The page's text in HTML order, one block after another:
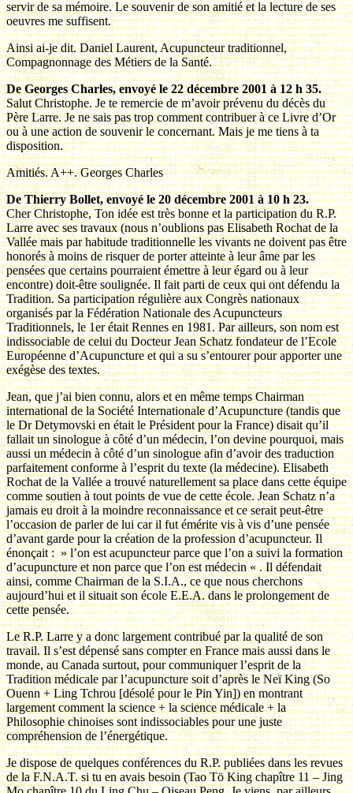
servir de sa mémoire. Le souvenir de son amitié et la lecture de ses
oeuvres me suffisent.
Ainsi ai-je dit. Daniel Laurent, Acupuncteur traditionnel,
Compagnonnage des Métiers de la Santé.
De Georges Charles, envoyé le 22 décembre 2001 à 12 h 35.
Salut Christophe. Je te remercie de m’avoir prévenu du décès du
Père Larre. Je ne sais pas trop comment contribuer à ce Livre d’Or
ou à une action de souvenir le concernant. Mais je me tiens à ta
disposition.
Amitiés. A++. Georges Charles
De Thierry Bollet, envoyé le 20 décembre 2001 à 10 h 23.
Cher Christophe, Ton idée est très bonne et la participation du R.P.
Larre avec ses travaux (nous n’oublions pas Elisabeth Rochat de la
Vallée mais par habitude traditionnelle les vivants ne doivent pas être
honorés à moins de risquer de porter atteinte à leur âme par les
pensées que certains pourraient émettre à leur égard ou à leur
encontre) doit-être soulignée. Il fait parti de ceux qui ont défendu la
Tradition. Sa participation régulière aux Congrès nationaux
organisés par la Fédération Nationale des Acupuncteurs
Traditionnels, le 1er était Rennes en 1981. Par ailleurs, son nom est
indissociable de celui du Docteur Jean Schatz fondateur de l’Ecole
Européenne d’Acupuncture et qui a su s’entourer pour apporter une
exégèse des textes.
Jean, que j’ai bien connu, alors et en même temps Chairman
international de la Société Internationale d’Acupuncture (tandis que
le Dr Detymovski en était le Président pour la France) disait qu’il
fallait un sinologue à côté d’un médecin, l’on devine pourquoi, mais
aussi un médecin à côté d’un sinologue afin d’avoir des traduction
parfaitement conforme à l’esprit du texte (la médecine). Elisabeth
Rochat de la Vallée a trouvé naturellement sa place dans cette équipe
comme soutien à tout points de vue de cette école. Jean Schatz n’a
jamais eu droit à la moindre reconnaissance et ce serait peut-être
l’occasion de parler de lui car il fut émérite vis à vis d’une pensée
d’avant garde pour la création de la profession d’acupuncteur. Il
énonçait : » l’on est acupuncteur parce que l’on a suivi la formation
d’acupuncture et non parce que l’on est médecin « . Il défendait
ainsi, comme Chairman de la S.I.A., ce que nous cherchons
aujourd’hui et il situait son école E.E.A. dans le prolongement de
cette pensée.
Le R.P. Larre y a donc largement contribué par la qualité de son
travail. Il s’est dépensé sans compter en France mais aussi dans le
monde, au Canada surtout, pour communiquer l’esprit de la
Tradition médicale par l’acupuncture soit d’après le Neï King (So
Ouenn + Ling Tchrou [désolé pour le Pin Yin]) en montrant
largement comment la science + la science médicale + la
Philosophie chinoises sont indissociables pour une juste
compréhension de l’énergétique.
Je dispose de quelques conférences du R.P. publiées dans les revues
de la F.N.A.T. si tu en avais besoin (Tao Tö King chapître 11 – Jing